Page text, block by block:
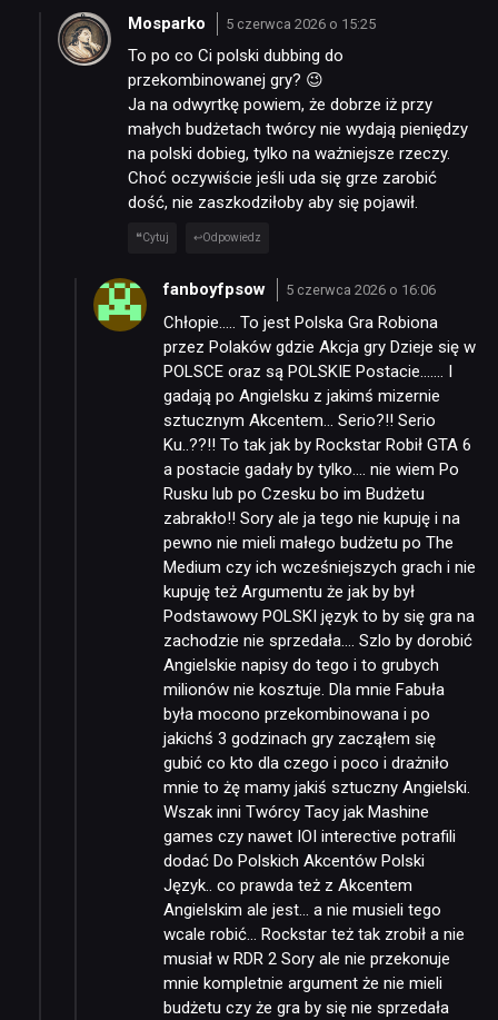
Mosparko 5 czerwca 2026 o 15:25
To po co Ci polski dubbing do
przekombinowanej gry? 😉
Ja na odwyrtkę powiem, że dobrze iż przy
małych budżetach twórcy nie wydają pieniędzy
na polski dobieg, tylko na ważniejsze rzeczy.
Choć oczywiście jeśli uda się grze zarobić
dość, nie zaszkodziłoby aby się pojawił.
Cytuj Odpowiedz
fanboyfpsow 5 czerwca 2026 o 16:06
Chłopie….. To jest Polska Gra Robiona
przez Polaków gdzie Akcja gry Dzieje się w
POLSCE oraz są POLSKIE Postacie……. I
gadają po Angielsku z jakimś mizernie
sztucznym Akcentem… Serio?!! Serio
Ku..??!! To tak jak by Rockstar Robił GTA 6
a postacie gadały by tylko…. nie wiem Po
Rusku lub po Czesku bo im Budżetu
zabrakło!! Sory ale ja tego nie kupuję i na
pewno nie mieli małego budżetu po The
Medium czy ich wcześniejszych grach i nie
kupuję też Argumentu że jak by był
Podstawowy POLSKI język to by się gra na
zachodzie nie sprzedała…. Szlo by dorobić
Angielskie napisy do tego i to grubych
milionów nie kosztuje. Dla mnie Fabuła
była mocono przekombinowana i po
jakichś 3 godzinach gry zacząłem się
gubić co kto dla czego i poco i drażniło
mnie to żę mamy jakiś sztuczny Angielski.
Wszak inni Twórcy Tacy jak Mashine
games czy nawet IOI interective potrafili
dodać Do Polskich Akcentów Polski
Język.. co prawda też z Akcentem
Angielskim ale jest… a nie musieli tego
wcale robić… Rockstar też tak zrobił a nie
musiał w RDR 2 Sory ale nie przekonuje
mnie kompletnie argument że nie mieli
budżetu czy że gra by się nie sprzedała